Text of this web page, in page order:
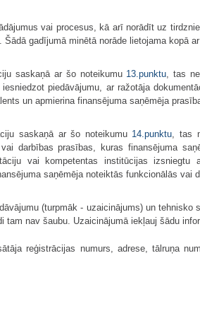
vai procesus, kā arī norādīt uz
gadījumā minētā norāde lietojama kopā
saskaņā ar šo noteikumu 13.punktu , tas
piedāvājumu, ar ražotāja
un apmierina finansējuma saņēmēja
saskaņā ar šo noteikumu 14.punktu , tas
darbības prasības, kuras finansējuma
vai kompe­tentas institūcijas izsniegtu
saņēmēja noteiktās funkcionālās vai
(turpmāk - uzaicinājums) un
nav šaubu. Uzaicinājumā iekļauj šādu
reģistrācijas numurs, adrese, tālruņa